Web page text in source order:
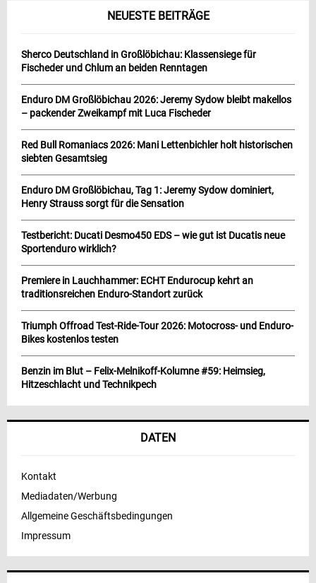
NEUESTE BEITRÄGE
Sherco Deutschland in Großlöbichau: Klassensiege für
Fischeder und Chlum an beiden Renntagen
Enduro DM Großlöbichau 2026: Jeremy Sydow bleibt makellos
– packender Zweikampf mit Luca Fischeder
Red Bull Romaniacs 2026: Mani Lettenbichler holt historischen
siebten Gesamtsieg
Enduro DM Großlöbichau, Tag 1: Jeremy Sydow dominiert,
Henry Strauss sorgt für die Sensation
Testbericht: Ducati Desmo450 EDS – wie gut ist Ducatis neue
Sportenduro wirklich?
Premiere in Lauchhammer: ECHT Endurocup kehrt an
traditionsreichen Enduro-Standort zurück
Triumph Offroad Test-Ride-Tour 2026: Motocross- und Enduro-
Bikes kostenlos testen
Benzin im Blut – Felix-Melnikoff-Kolumne #59: Heimsieg,
Hitzeschlacht und Technikpech
DATEN
Kontakt
Mediadaten/Werbung
Allgemeine Geschäftsbedingungen
Impressum